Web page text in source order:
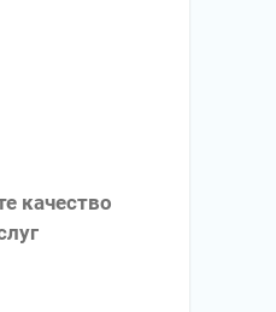
качество